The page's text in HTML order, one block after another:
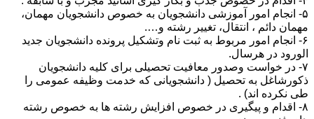
۵- انجام امور آموزشی دانشجویان به خصوص دانشجویان مهمان،
مهمان دائم ، انتقال، تغییر رشته و….
۶- انجام امور مربوط به ثبت نام وتشکیل پرونده دانشجویان جدید
الورود در هرسال.
۷- در خواست وصدور معافیت تحصیلی برای کلیه دانشجویان
ذکورشاغل به تحصیل ( دانشجویانی که خدمت وظیفه عمومی را
طی نکرده اند) .
۸- اقدام و پیگیری در خصوص افزایش رشته ها به خصوص رشته